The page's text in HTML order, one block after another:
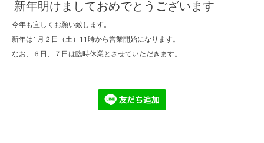
新年明けましておめでとうございます
今年も宜しくお願い致します。
新年は1月２日（土）11時から営業開始になります。
なお、６日、７日は臨時休業とさせていただきます。